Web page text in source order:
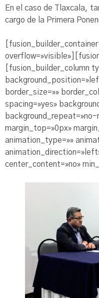
En el caso de Tlaxcala,
cargo de la Primera
[fusion_builder_column
border_size=»»
spacing=»yes»
background_repeat=»no-
margin_top=»0px»
animation_type=»»
center_content=»no»